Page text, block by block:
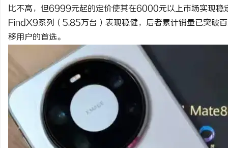
比不高，但6999元起的定价使其在6000元以上市场实现
FindX9系列（5.85万台）表现稳健，后者累计销量已突破
移用户的首选。